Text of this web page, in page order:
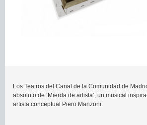
Los Teatros del Canal de la Comunidad de
absoluto de ‘Mierda de artista’, un musical
artista conceptual Piero Manzoni.